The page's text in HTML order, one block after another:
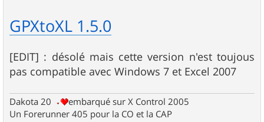
GPXtoXL 1.5.0
[EDIT] : désolé mais cette version n'est toujous
pas compatible avec Windows 7 et Excel 2007
Dakota 20
embarqué sur X Control 2005
Un Forerunner 405 pour la CO et la CAP